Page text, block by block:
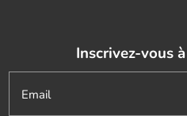
Inscrivez-vous
Email